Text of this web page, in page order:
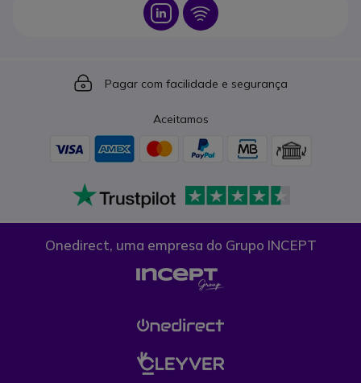
Icon Icon
Icon
Pagar com facilidade e segurança
Aceitamos
Onedirect, uma empresa do Grupo INCEPT